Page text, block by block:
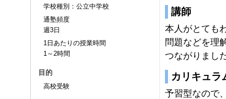
学校種別：公立中学校
通塾頻度
週3日
1日あたりの授業時間
1～2時間
目的
高校受験
講師
本人がとても
問題などを理
つながりまし
カリキュラ
予習型なので